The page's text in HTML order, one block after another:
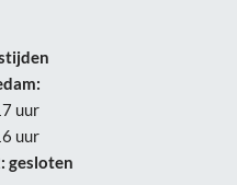
uur
uur
gesloten